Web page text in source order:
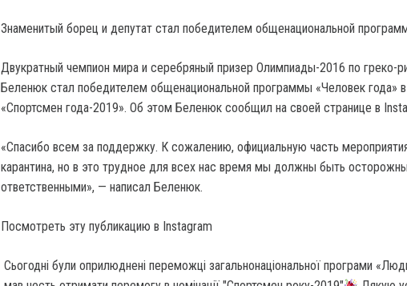
Знаменитый борец и депутат стал победителем общенациональной
Двукратный чемпион мира и серебряный призер Олимпиады-2016 по греко-
Беленюк стал победителем общенациональной программы «Человек года»
«Спортсмен года-2019». Об этом Беленюк сообщил на своей странице в
«Спасибо всем за поддержку. К сожалению, официальную часть
карантина, но в это трудное для всех нас время мы должны быть
ответственными», — написал Беленюк.
Посмотреть эту публикацию в Instagram
Сьогодні були оприлюднені переможці загальнонаціональної програми